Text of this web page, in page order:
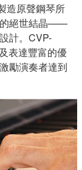
造原聲鋼琴所
的絕世結晶——
計。CVP-
表達豐富的優
勵演奏者達到